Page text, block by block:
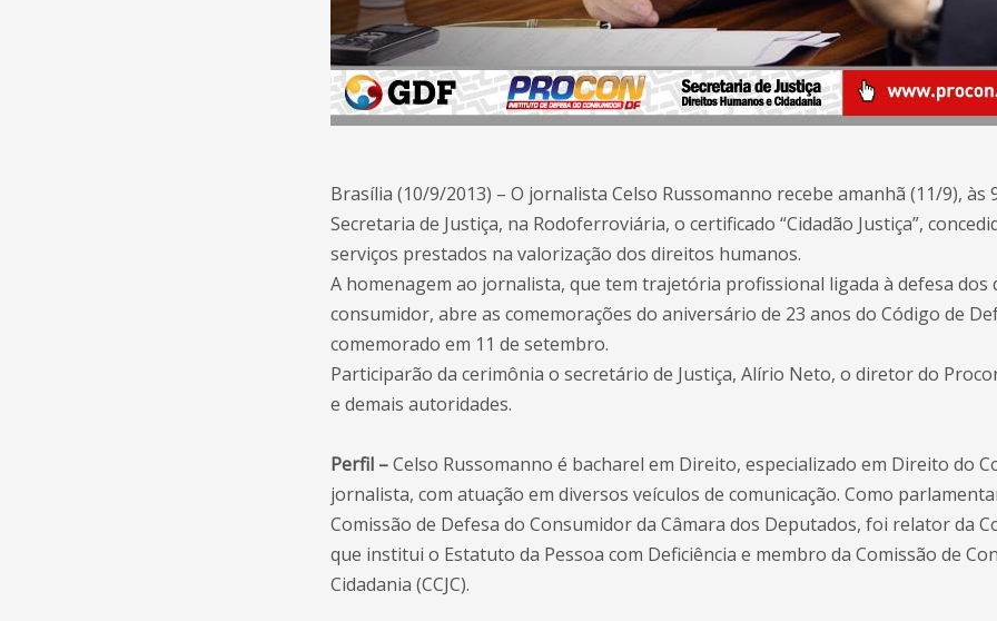
Brasília (10/9/2013) – O jornalista Celso Russomanno recebe amanhã (11/9), às
Secretaria de Justiça, na Rodoferroviária, o certificado “Cidadão Justiça”,
serviços prestados na valorização dos direitos humanos.
A homenagem ao jornalista, que tem trajetória profissional ligada à defesa dos
consumidor, abre as comemorações do aniversário de 23 anos do Código de
comemorado em 11 de setembro.
Participarão da cerimônia o secretário de Justiça, Alírio Neto, o diretor do
e demais autoridades.
Perfil –Celso Russomanno é bacharel em Direito, especializado em Direito do
jornalista, com atuação em diversos veículos de comunicação. Como
Comissão de Defesa do Consumidor da Câmara dos Deputados, foi relator da
que institui o Estatuto da Pessoa com Deficiência e membro da Comissão de
Cidadania (CCJC).